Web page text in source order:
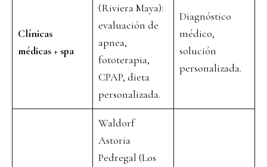
Clínicas
médicas + spa
(Riviera Maya):
evaluación de
apnea,
fototerapia,
CPAP, dieta
personalizada.
Diagnóstico
médico,
solución
personalizada.
Waldorf
Astoria
Pedregal (Los